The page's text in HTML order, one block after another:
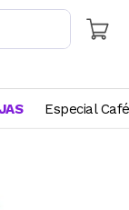
Especial Café